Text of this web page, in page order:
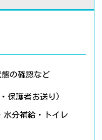
の確認など
保護者お送り)
水分補給・トイレ